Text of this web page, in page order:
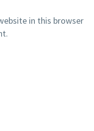
in this browser